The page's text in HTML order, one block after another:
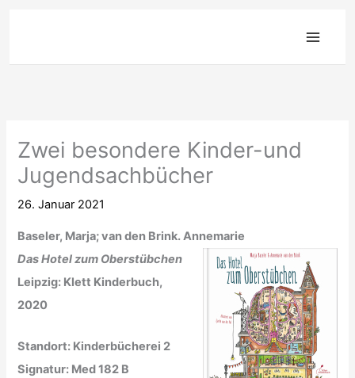
springen
Zwei besondere Kinder-und
Jugendsachbücher
26. Januar 2021
Baseler, Marja; van den Brink. Annemarie
Das Hotel zum Oberstübchen
Leipzig: Klett Kinderbuch,
2020
Standort: Kinderbücherei 2
Signatur: Med 182 B